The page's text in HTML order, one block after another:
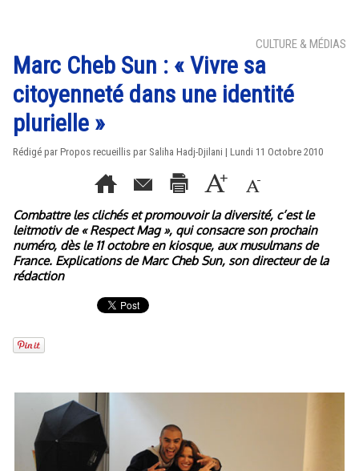
CULTURE & MÉDIAS
Marc Cheb Sun : « Vivre sa
citoyenneté dans une identité
plurielle »
Rédigé par Propos recueillis par Saliha Hadj-Djilani | Lundi 11 Octobre 2010
Combattre les clichés et promouvoir la diversité, c’est le
leitmotiv de « Respect Mag », qui consacre son prochain
numéro, dès le 11 octobre en kiosque, aux musulmans de
France. Explications de Marc Cheb Sun, son directeur de la
rédaction